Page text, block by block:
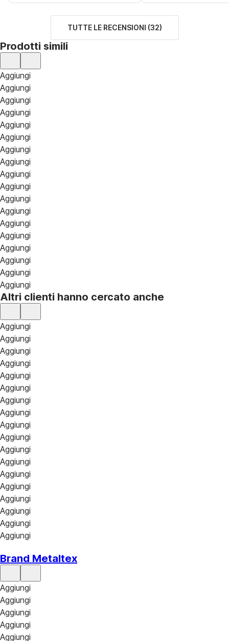
TUTTE LE RECENSIONI (32)
Prodotti simili
Aggiungi
Aggiungi
Aggiungi
Aggiungi
Aggiungi
Aggiungi
Aggiungi
Aggiungi
Aggiungi
Aggiungi
Aggiungi
Aggiungi
Aggiungi
Aggiungi
Aggiungi
Aggiungi
Aggiungi
Aggiungi
Altri clienti hanno cercato anche
Aggiungi
Aggiungi
Aggiungi
Aggiungi
Aggiungi
Aggiungi
Aggiungi
Aggiungi
Aggiungi
Aggiungi
Aggiungi
Aggiungi
Aggiungi
Aggiungi
Aggiungi
Aggiungi
Aggiungi
Aggiungi
Brand Metaltex
Aggiungi
Aggiungi
Aggiungi
Aggiungi
Aggiungi